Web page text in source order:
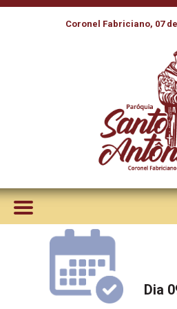
Coronel Fabriciano, 07
Dia